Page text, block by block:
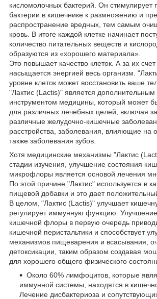
кисломолочных бактерий. Он стимулирует
бактерии в кишечнике к размножению и
распространение вредных, тем самым
кровь. В итоге каждой клетке начинает
количество питательных веществ и
образуются из «хорошего материала».
Это повышает качество клеток. А за их
насыщается энергией весь организм.
уровне клеток может восстановить ваше
"Лактис (Lactis)" является
инструментом медицины, который может
для различных лечебных целей, включая
различные желудочно-кишечные
расстройства, заболевания, влияющие на
также заболевания зубов.
Хотя медицинские механизмы "Лактис
стадии изучения, улучшение состояния
микрофлоры является основой лечения
По этой причине "Лактис" используется в
пищевой добавки и это дает
В целом, "Лактис (Lactis)" улучшает
регулирует иммунную функцию.
кишечной флоры в первую очередь
кишечной перистальтики и способствует
механизмов пищеварения и всасывания,
детоксикации, таким образом создавая
для хорошего общего физического
Около 60% лимфоцитов, которые
иммунной системы, находятся в
Лечение дисбактериоза и